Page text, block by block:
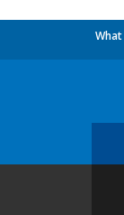
What